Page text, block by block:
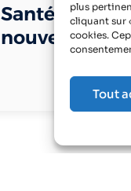
plus
cliquant sur
cookies.
Tout
Santé en
nouveau